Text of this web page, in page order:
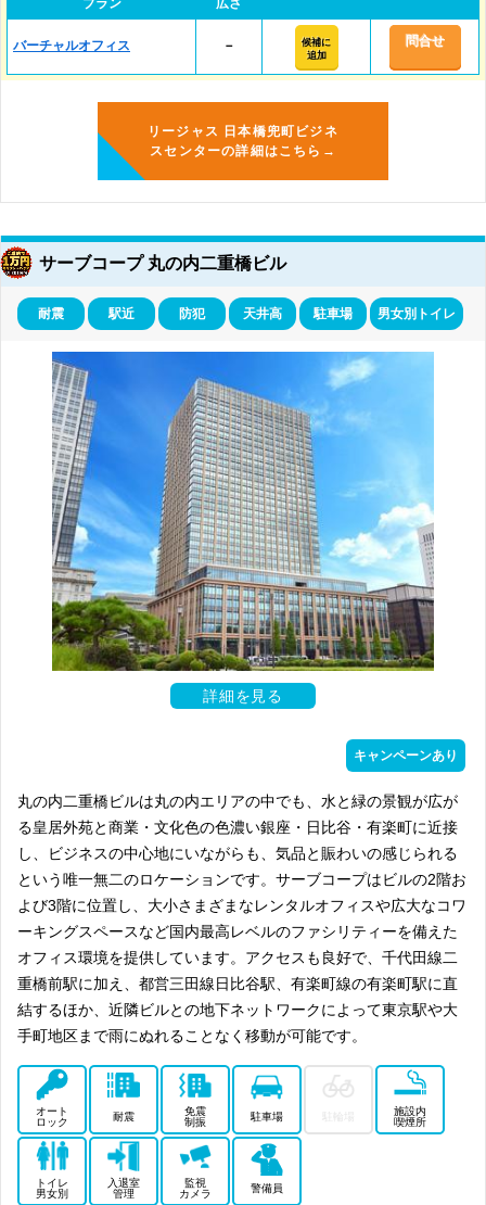
プラン 広さ
バーチャルオフィス －
候補に
追加
問合せ
リージャス 日本橋兜町ビジネ
スセンターの詳細はこちら→
サーブコープ 丸の内二重橋ビル
耐震 駅近 防犯 天井高 駐車場 男女別トイレ
詳細を見る
キャンペーンあり
丸の内二重橋ビルは丸の内エリアの中でも、水と緑の景観が広が
る皇居外苑と商業・文化色の色濃い銀座・日比谷・有楽町に近接
し、ビジネスの中心地にいながらも、気品と賑わいの感じられる
という唯一無二のロケーションです。サーブコープはビルの2階お
よび3階に位置し、大小さまざまなレンタルオフィスや広大なコワ
ーキングスペースなど国内最高レベルのファシリティーを備えた
オフィス環境を提供しています。アクセスも良好で、千代田線二
重橋前駅に加え、都営三田線日比谷駅、有楽町線の有楽町駅に直
結するほか、近隣ビルとの地下ネットワークによって東京駅や大
手町地区まで雨にぬれることなく移動が可能です。
オート
ロック
耐震
免震
制振
駐車場
施設内
喫煙所
トイレ
男女別
入退室
管理
監視
カメラ
警備員